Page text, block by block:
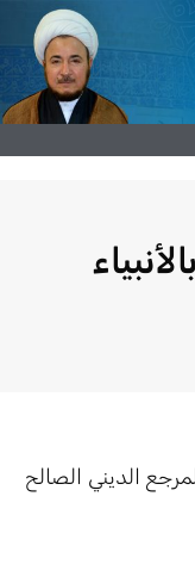
الديني الصالح